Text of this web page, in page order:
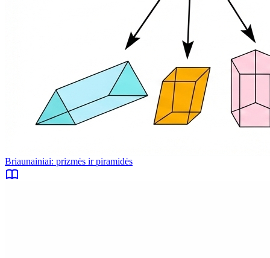
Briaunainiai: prizmės ir piramidės